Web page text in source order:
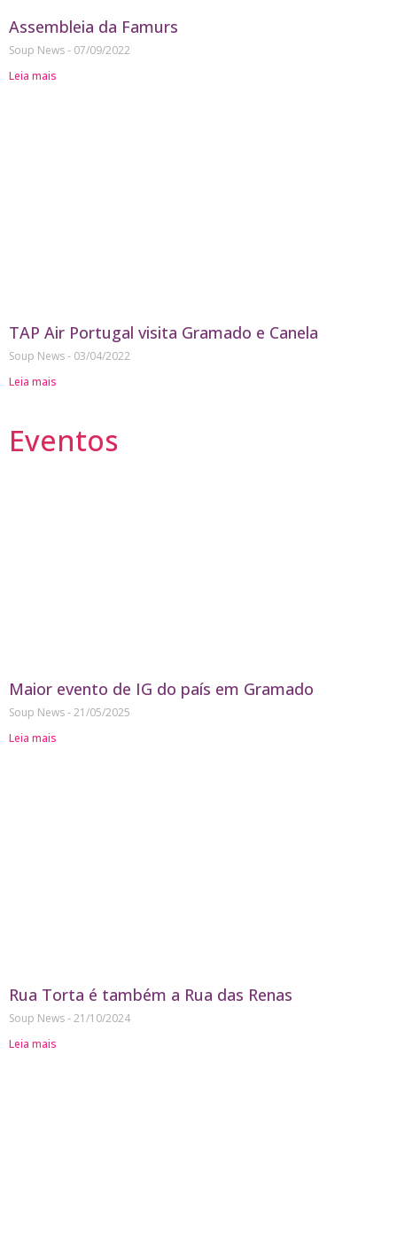
Assembleia da Famurs
Soup News
07/09/2022
Leia mais
TAP Air Portugal visita Gramado e Canela
Soup News
03/04/2022
Leia mais
Eventos
Maior evento de IG do país em Gramado
Soup News 21/05/2025
Leia mais
Rua Torta é também a Rua das Renas
Soup News 21/10/2024
Leia mais